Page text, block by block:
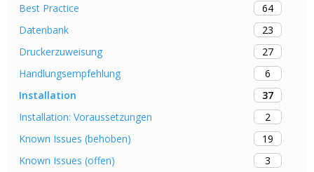
Best Practice
64
Datenbank
23
Druckerzuweisung
27
Handlungsempfehlung
6
Installation
37
Installation: Voraussetzungen
2
Known Issues (behoben)
19
Known Issues (offen)
3